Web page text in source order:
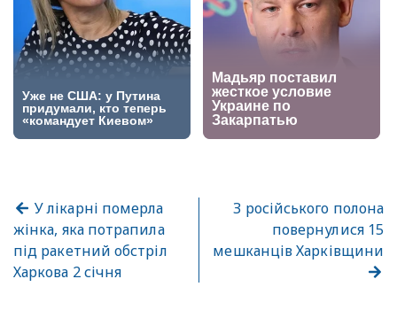
У лікарні померла
жінка, яка потрапила
під ракетний обстріл
Харкова 2 січня
З російського полона
повернулися 15
мешканців Харківщини